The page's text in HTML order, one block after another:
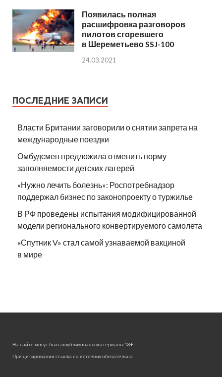
Появилась полная
расшифровка разговоров
пилотов сгоревшего
в Шереметьево SSJ-100
24.03.2021
ПОСЛЕДНИЕ ЗАПИСИ
Власти Британии заговорили о снятии запрета на
международные поездки
Омбудсмен предложила отменить норму
заполняемости детских лагерей
«Нужно лечить болезнь»: Роспотребнадзор
поддержал бизнес по законопроекту о туржилье
В РФ проведены испытания модифицированной
модели регионального конвертируемого самолета
«Спутник V» стал самой узнаваемой вакциной
в мире
На сайте могут быть опубликованы материалы 18+!
При цитировании ссылка на источник обязательна.